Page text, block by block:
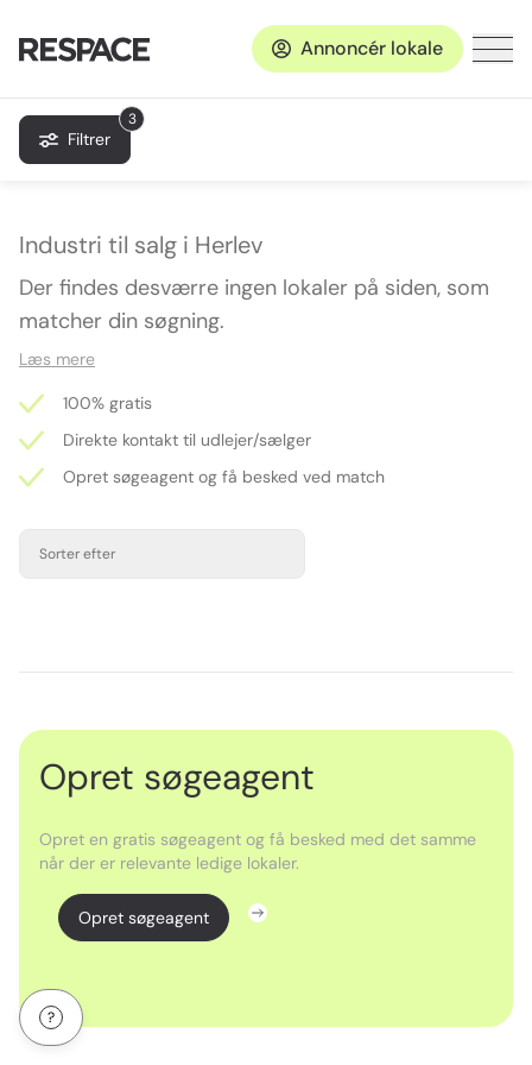
Annoncér lokale
3
Filtrer
Industri til salg i Herlev
Der findes desværre ingen lokaler på siden, som
matcher din søgning.
Læs mere
100% gratis
Direkte kontakt til udlejer/sælger
Opret søgeagent og få besked ved match
Sorter efter
Opret søgeagent
Opret en gratis søgeagent og få besked med det samme
når der er relevante ledige lokaler.
Opret søgeagent